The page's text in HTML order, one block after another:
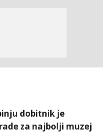
dobitnik je
za najbolji muzej